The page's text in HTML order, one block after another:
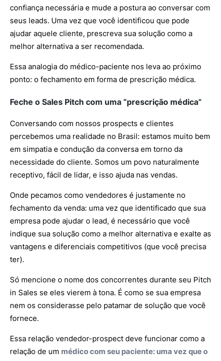
confiança necessária e mude a postura ao conversar com
seus leads. Uma vez que você identificou que pode
ajudar aquele cliente, prescreva sua solução como a
melhor alternativa a ser recomendada.
Essa analogia do médico-paciente nos leva ao próximo
ponto: o fechamento em forma de prescrição médica.
Feche o Sales Pitch com uma “prescrição médica”
Conversando com nossos prospects e clientes
percebemos uma realidade no Brasil: estamos muito bem
em simpatia e condução da conversa em torno da
necessidade do cliente. Somos um povo naturalmente
receptivo, fácil de lidar, e isso ajuda nas vendas.
Onde pecamos como vendedores é justamente no
fechamento da venda: uma vez que identificado que sua
empresa pode ajudar o lead, é necessário que você
indique sua solução como a melhor alternativa e exalte as
vantagens e diferenciais competitivos (que você precisa
ter).
Só mencione o nome dos concorrentes durante seu Pitch
in Sales se eles vierem à tona. É como se sua empresa
nem os considerasse pelo patamar de solução que você
fornece.
Essa relação vendedor-prospect deve funcionar como a
relação de um médico com seu paciente: uma vez que o